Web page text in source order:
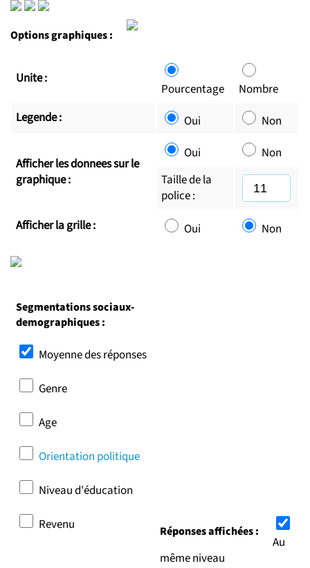
Options graphiques :
Unite :
Pourcentage
Nombre
Legende :
Oui Non
Afficher les donnees sur le
graphique :
Oui
Non
Taille de la
police :
Afficher la grille :
Oui Non
Segmentations sociaux-
demographiques :
Moyenne des réponses
Genre
Age
Orientation politique
Niveau d'éducation
Revenu Réponses affichées :
Au
même niveau